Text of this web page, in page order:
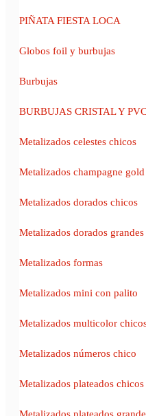
PIÑATA FIESTA LOCA
Globos foil y burbujas
Burbujas
BURBUJAS CRISTAL Y
Metalizados celestes chicos
Metalizados champagne
Metalizados dorados chicos
Metalizados dorados grandes
Metalizados formas
Metalizados mini con palito
Metalizados multicolor
Metalizados números chico
Metalizados plateados chicos